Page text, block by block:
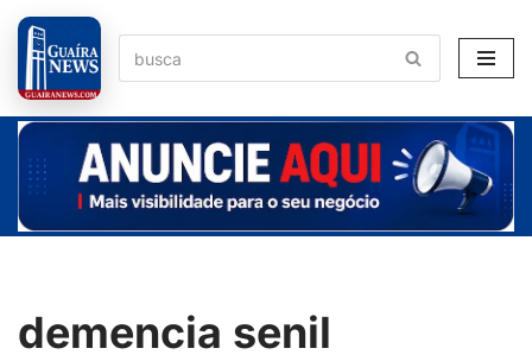
Pular
para
o
conteúdo
demencia senil